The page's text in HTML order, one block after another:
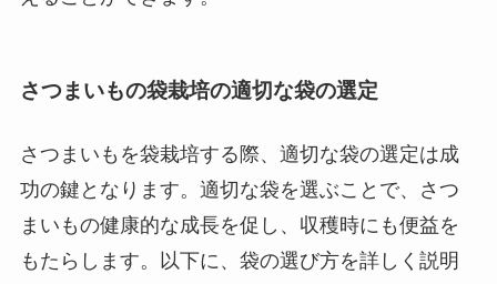
さつまいもの袋栽培の適切な袋の選定
さつまいもを袋栽培する際、適切な袋の選定は成
功の鍵となります。適切な袋を選ぶことで、さつ
まいもの健康的な成長を促し、収穫時にも便益を
もたらします。以下に、袋の選び方を詳しく説明